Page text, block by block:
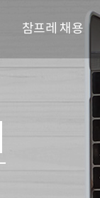
참프레 채용
인재상